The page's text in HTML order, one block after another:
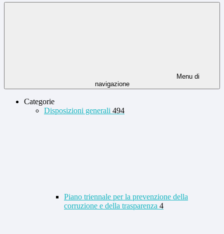
Menu di
navigazione
Categorie
Disposizioni generali 494
Piano triennale per la prevenzione della
corruzione e della trasparenza 4